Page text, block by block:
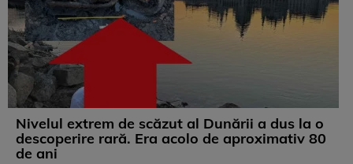
Nivelul extrem de scăzut al Dunării a dus la o
descoperire rară. Era acolo de aproximativ 80
de ani